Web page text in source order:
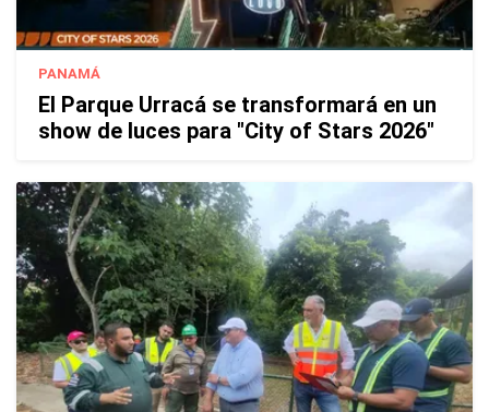
PANAMÁ
El Parque Urracá se transformará en un
show de luces para "City of Stars 2026"